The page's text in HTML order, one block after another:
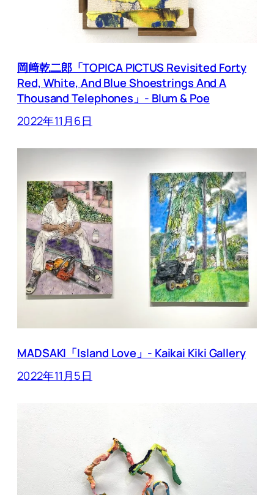
岡﨑乾二郎「TOPICA PICTUS Revisited Forty
Red, White, And Blue Shoestrings And A
Thousand Telephones」- Blum & Poe
2022年11月6日
MADSAKI「Island Love」- Kaikai Kiki Gallery
2022年11月5日